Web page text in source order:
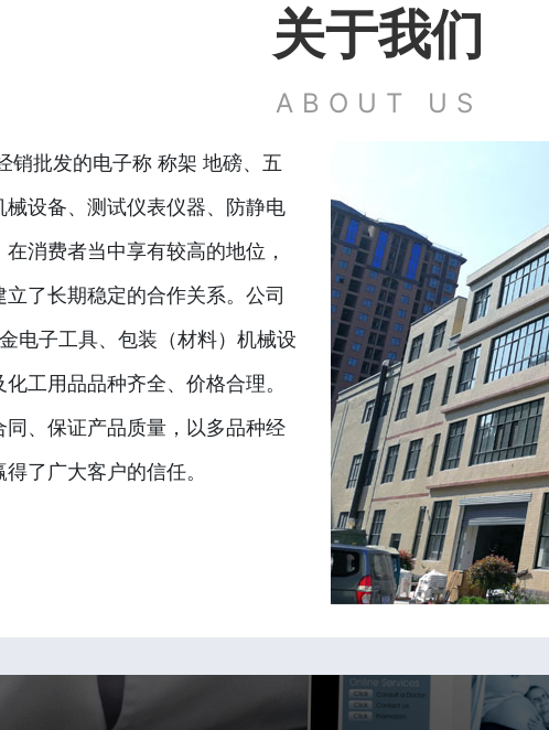
关于我们
ABOUT US
销批发的电子称 称架 地磅、五
设备、测试仪表仪器、防静电
消费者当中享有较高的地位，
了长期稳定的合作关系。公司
电子工具、包装（材料）机械设
工用品品种齐全、价格合理。
、保证产品质量，以多品种经
了广大客户的信任。